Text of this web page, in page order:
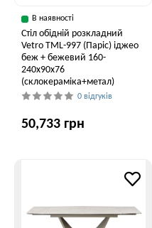
В наявності
Стіл обідній розкладний
Vetro ТМL-997 (Паріс) іджео
беж + бежевий 160-
240x90x76
(склокераміка+метал)
0 відгуків
50,733 грн